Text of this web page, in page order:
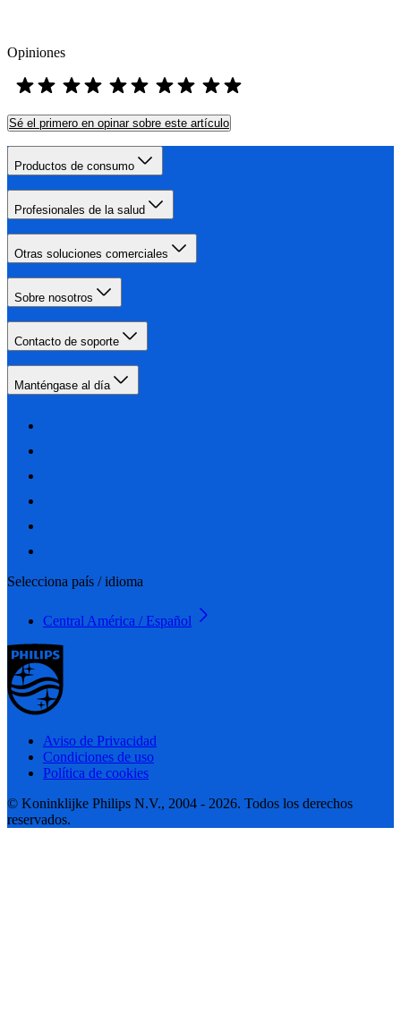
Opiniones
Sé el primero en opinar sobre este artículo
Productos de consumo
Profesionales de la salud
Otras soluciones comerciales
Sobre nosotros
Contacto de soporte
Manténgase al día
Selecciona país / idioma
Central América / Español
Aviso de Privacidad
Condiciones de uso
Política de cookies
© Koninklijke Philips N.V., 2004 - 2026. Todos los derechos
reservados.